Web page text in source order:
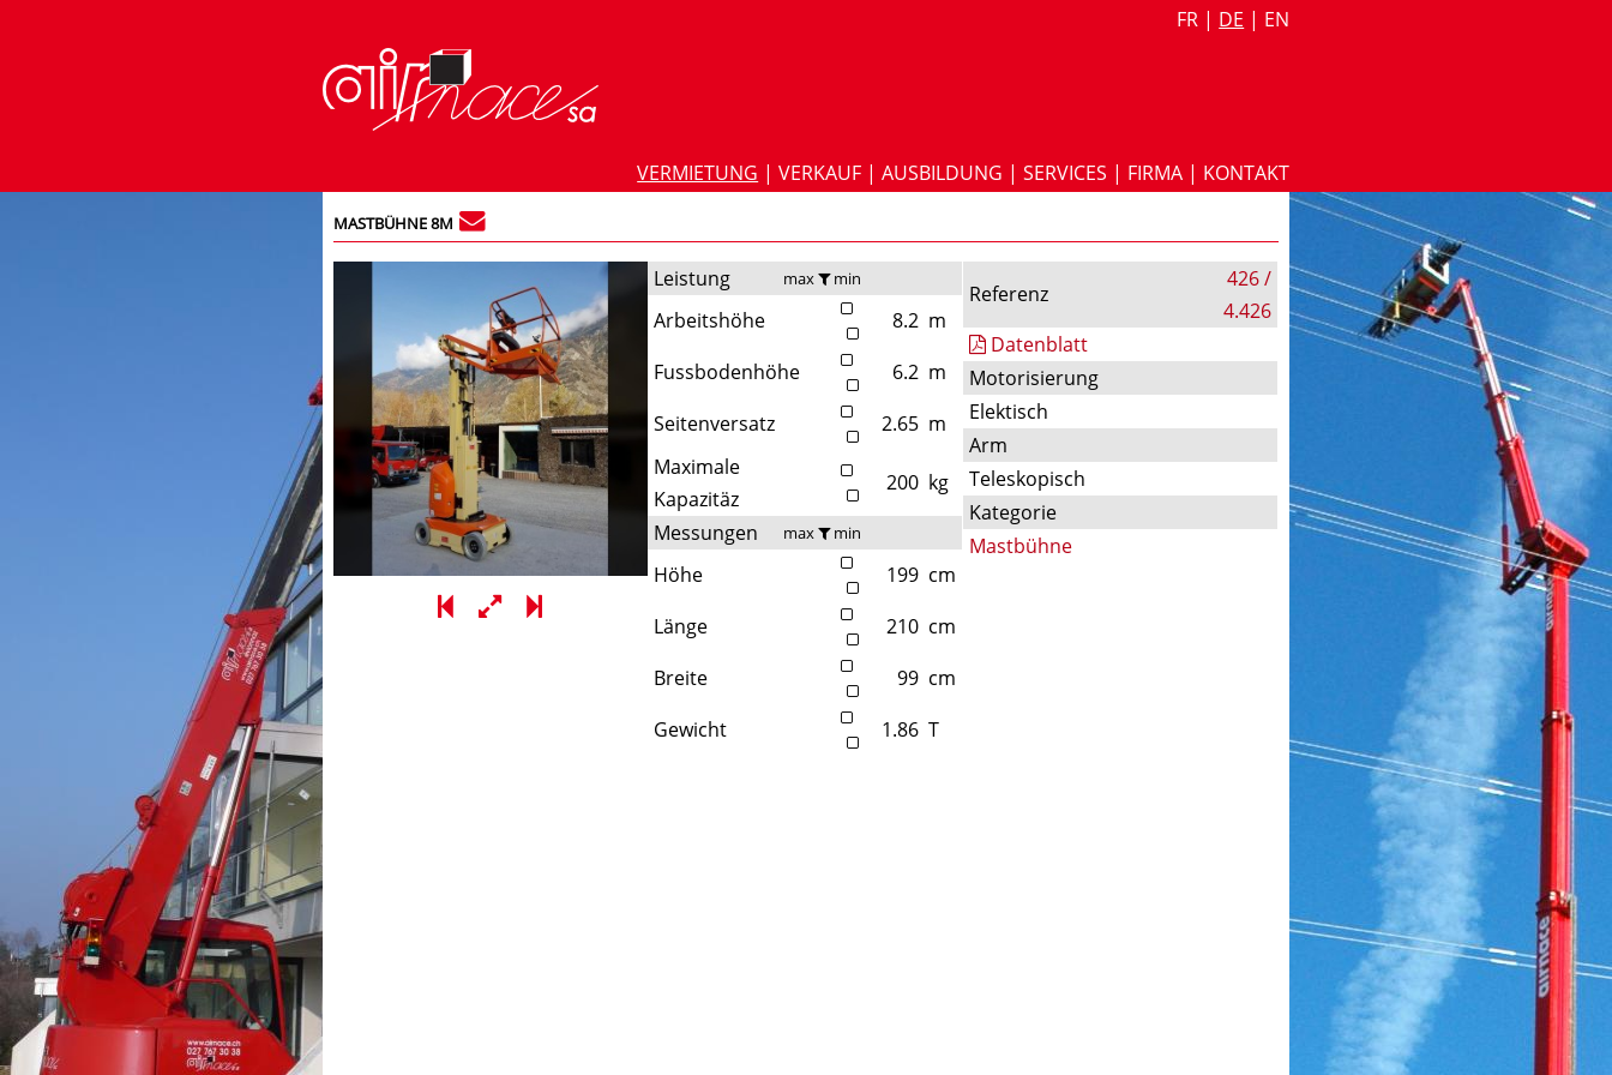
FR | DE | EN
VERMIETUNG |VERKAUF |AUSBILDUNG |SERVICES | FIRMA | KONTAKT
MASTBÜHNE 8M
Leistung max min
Arbeitshöhe 8.2 m
Fussbodenhöhe
6.2 m
Seitenversatz
2.65 m
Maximale
Kapazitäz
200 kg
Messungen
max min
Höhe 199 cm
Länge
210 cm
Breite
99 cm
Gewicht
1.86 T
Referenz
426 /
4.426
Datenblatt
Motorisierung
Elektisch
Arm
Teleskopisch
Kategorie
Mastbühne